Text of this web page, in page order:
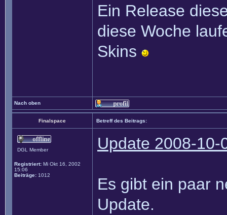
Ein Release
diese Woche
Skins
Nach oben
Finalspace Betreff des Beitrags:
DGL Member
Registriert: Mi Okt 16, 2002
15:06
Beiträge: 1012
Update 2008-10-
Es gibt ein paar
Update.